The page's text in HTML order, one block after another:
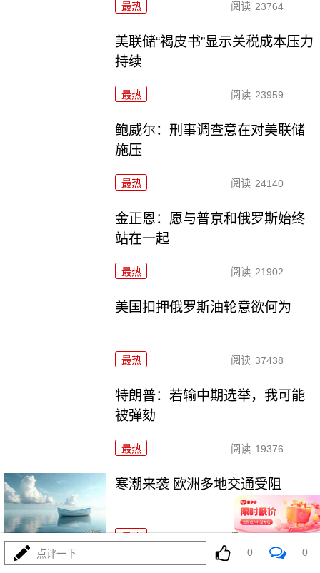
最热 阅读 23764
美联储“褐皮书”显示关税成本压力
持续
最热 阅读 23959
鲍威尔：刑事调查意在对美联储
施压
最热 阅读 24140
金正恩：愿与普京和俄罗斯始终
站在一起
最热 阅读 21902
美国扣押俄罗斯油轮意欲何为
最热 阅读 37438
特朗普：若输中期选举，我可能
被弹劾
最热 阅读 19376
寒潮来袭 欧洲多地交通受阻
点评一下 0 0